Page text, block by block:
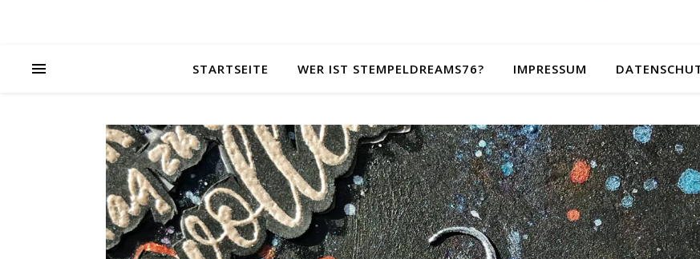
STARTSEITE WER IST STEMPELDREAMS76? IMPRESSUM